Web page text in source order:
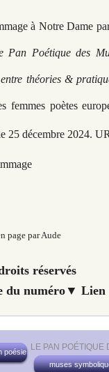
à Notre Dame
Pan Poétique des
théories &
poètes
25 décembre 2024.
page par Aude
réservés
du numéro▼ Lien
LE PAN POÉTIQUE
poésie
muses